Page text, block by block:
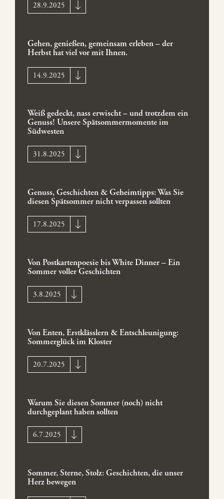
28.9.2025
Gehen, genießen, gemeinsam erleben – der
Herbst hat viel vor mit Ihnen.
14.9.2025
Weiß gedeckt, nass erwischt – und trotzdem ein
Genuss! Unsere Spätsommermomente im
Südwesten
31.8.2025
Genuss, Geschichten & Geheimtipps: Was Sie
diesen Spätsommer nicht verpassen sollten
17.8.2025
Von Postkartenpoesie bis White Dinner – Ein
Sommer voller Geschichten
3.8.2025
Von Enten, Erstklässlern & Entschleunigung:
Sommerglück im Kloster
20.7.2025
Warum Sie diesen Sommer (noch) nicht
durchgeplant haben sollten
6.7.2025
Sommer, Sterne, Stolz: Geschichten, die unser
Herz bewegen